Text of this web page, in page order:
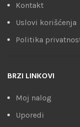
Kontakt
Uslovi korišćenja
Politika
BRZI LINKOVI
Moj nalog
Uporedi